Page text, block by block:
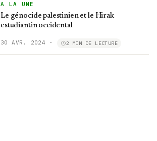
A LA UNE
Le génocide palestinien et le Hirak
estudiantin occidental
30 AVR. 2024 · 2 MIN DE LECTURE